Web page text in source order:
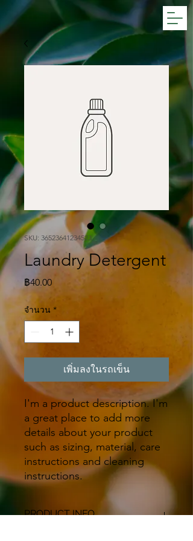
SKU: 36523641234523
Laundry Detergent
฿40.00ราคา
จำนวน *
เพิ่มลงในรถเข็น
I'm a product description. I'm
a great place to add more
details about your product
such as sizing, material, care
instructions and cleaning
instructions.
PRODUCT INFO